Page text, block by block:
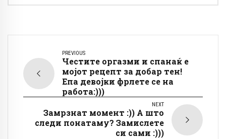
PREVIOUS
Честите оргазми и спанаќ e
мојот рецепт за добар тен!
Eпа девојки фрлете се на
работа:)))
NEXT
Замрзнат момент :)) А што
следи понатаму? Замислете
си сами :)))